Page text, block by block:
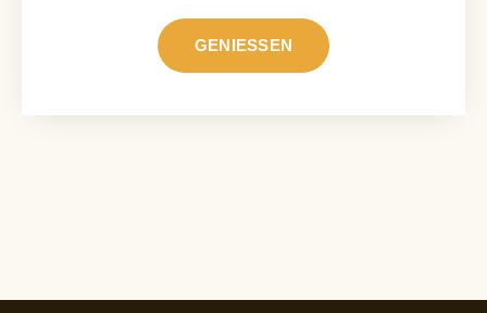
GENIESSEN